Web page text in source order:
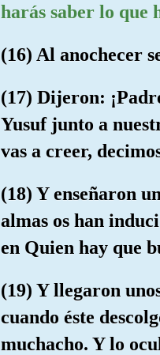
harás saber lo que
(16) Al anochecer
(17) Dijeron:
Yusuf junto a
vas a creer,
(18) Y enseñaron
almas os han
en Quien hay que
(19) Y llegaron
cuando éste
muchacho. Y lo